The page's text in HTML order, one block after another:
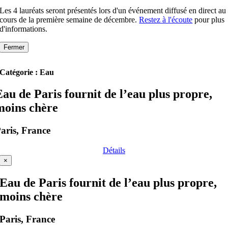
Les 4 lauréats seront présentés lors d'un événement diffusé en direct au
cours de la première semaine de décembre.Restez à l'écoute pour plus
d'informations.
Fermer
Catégorie : Eau
de Paris fournit de l’eau plus propre,
chère
France
Détails
×
Eau de Paris fournit de l’eau plus propre,
moins chère
Paris, France